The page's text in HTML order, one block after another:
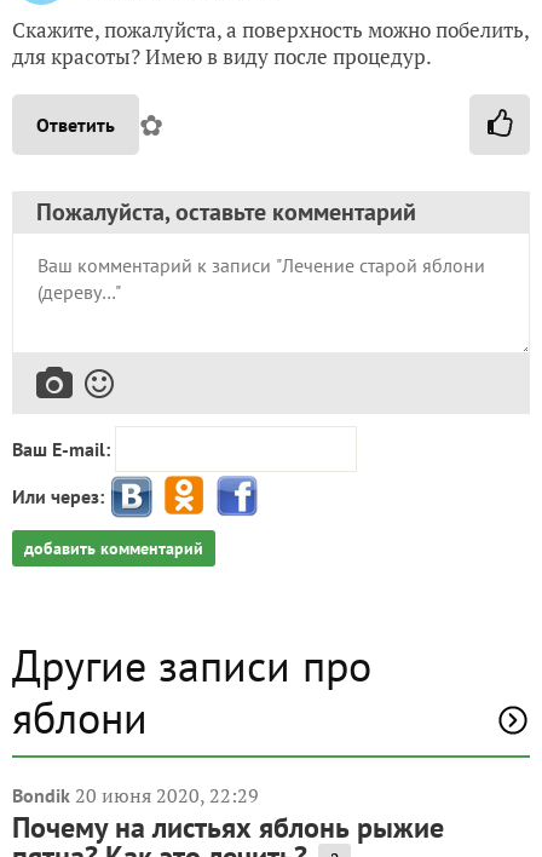
Скажите, пожалуйста, а поверхность можно побелить,
для красоты? Имею в виду после процедур.
Ответить ✿
Пожалуйста, оставьте комментарий
Ваш E-mail:
Или через:
добавить комментарий
Другие записи про
яблони
Bondik 20 июня 2020, 22:29
Почему на листьях яблонь рыжие